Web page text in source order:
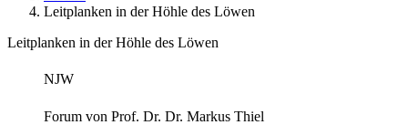
Leitplanken in der Höhle des Löwen
Leitplanken in der Höhle des Löwen
NJW
Forum von Prof. Dr. Dr. Markus Thiel